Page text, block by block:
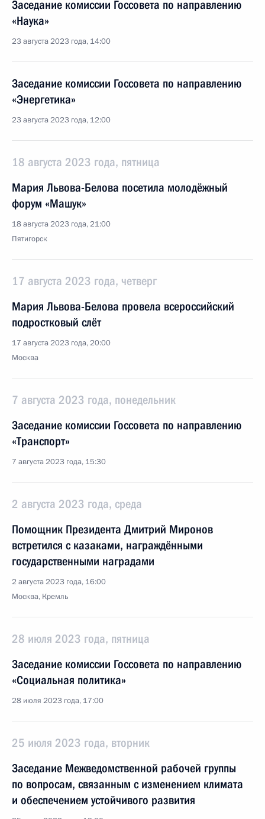
Заседание комиссии Госсовета по направлению
«Наука»
23 августа 2023 года, 14:00
Заседание комиссии Госсовета по направлению
«Энергетика»
23 августа 2023 года, 12:00
18 августа 2023 года, пятница
Мария Львова-Белова посетила молодёжный
форум «Машук»
18 августа 2023 года, 21:00
Пятигорск
17 августа 2023 года, четверг
Мария Львова-Белова провела всероссийский
подростковый слёт
17 августа 2023 года, 20:00
Москва
7 августа 2023 года, понедельник
Заседание комиссии Госсовета по направлению
«Транспорт»
7 августа 2023 года, 15:30
2 августа 2023 года, среда
Помощник Президента Дмитрий Миронов
встретился с казаками, награждёнными
государственными наградами
2 августа 2023 года, 16:00
Москва, Кремль
28 июля 2023 года, пятница
Заседание комиссии Госсовета по направлению
«Социальная политика»
28 июля 2023 года, 17:00
25 июля 2023 года, вторник
Заседание Межведомственной рабочей группы
по вопросам, связанным с изменением климата
и обеспечением устойчивого развития